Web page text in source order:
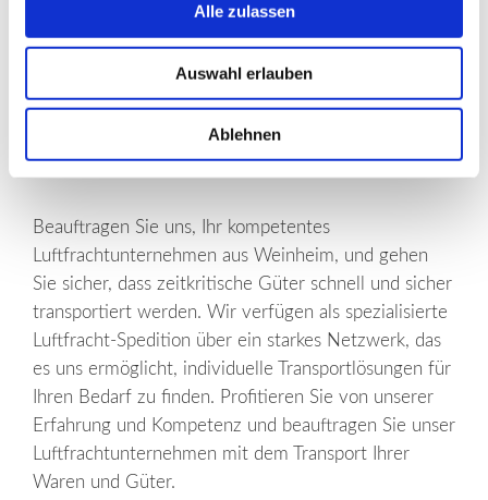
Alle zulassen
Auswahl erlauben
Ablehnen
Wir sind Ihr kompetentes
Luftfrachtunternehmen
Beauftragen Sie uns, Ihr kompetentes
Luftfrachtunternehmen aus Weinheim, und gehen
Sie sicher, dass zeitkritische Güter schnell und sicher
transportiert werden. Wir verfügen als spezialisierte
Luftfracht-Spedition über ein starkes Netzwerk, das
es uns ermöglicht, individuelle Transportlösungen für
Ihren Bedarf zu finden. Profitieren Sie von unserer
Erfahrung und Kompetenz und beauftragen Sie unser
Luftfrachtunternehmen mit dem Transport Ihrer
Waren und Güter.